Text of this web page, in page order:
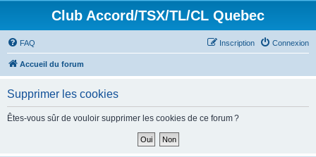
Club Accord/TSX/TL/CL Quebec
FAQ Connexion
Inscription
Accueil du forum
Supprimer les cookies
Êtes-vous sûr de vouloir supprimer les cookies de ce forum ?